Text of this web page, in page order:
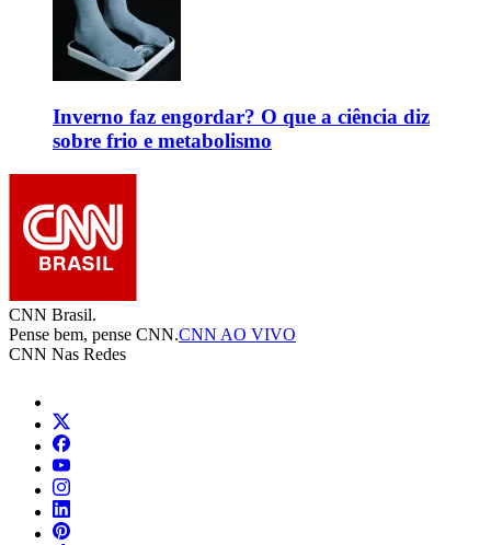
Inverno faz engordar? O que a ciência diz
sobre frio e metabolismo
CNN Brasil.
Pense bem, pense CNN.CNN AO VIVO
CNN Nas Redes